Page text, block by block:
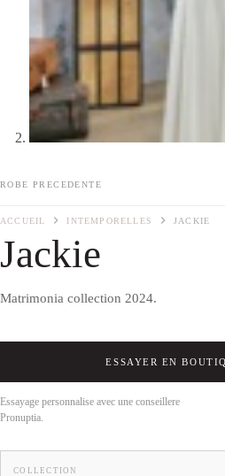
ROBE PRECEDENTE
ACCUEIL INTEMPORELLES JACKIE
Jackie
Matrimonia collection 2024.
ESSAYER EN
Essayage personnalise avec une conseillere
Pronuptia.
COLLECTION